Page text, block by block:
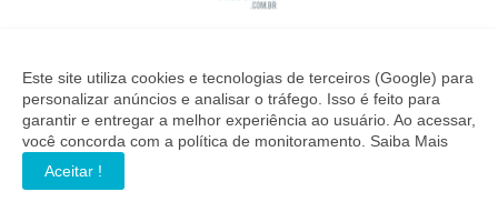
SETOR PRODUTIVO
Notícias de quem investe no desenvolvimento industrial,
econômico e geração de empregos. Informação precisa para
quem toma decisões importantes.
Este site utiliza cookies e tecnologias de terceiros (Google) para
personalizar anúncios e analisar o tráfego. Isso é feito para
garantir e entregar a melhor experiência ao usuário. Ao acessar,
você concorda com a política de monitoramento. Saiba Mais
Aceitar !